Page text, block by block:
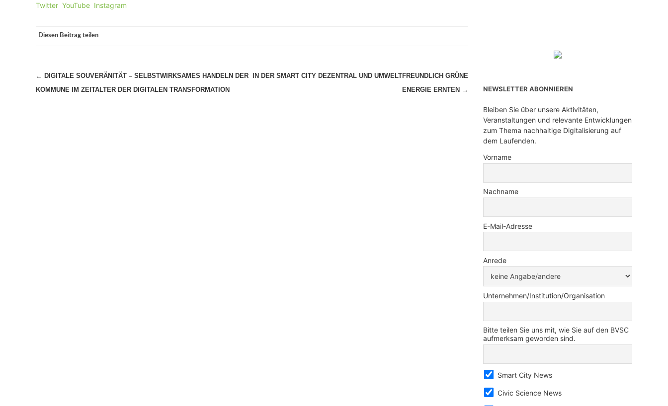
Twitter YouTube Instagram
Diesen Beitrag teilen
Beitragsnavigation
← DIGITALE SOUVERÄNITÄT – SELBSTWIRKSAMES HANDELN DER
KOMMUNE IM ZEITALTER DER DIGITALEN TRANSFORMATION
IN DER SMART CITY DEZENTRAL UND UMWELTFREUNDLICH GRÜNE
ENERGIE ERNTEN → NEWSLETTER ABONNIEREN
Bleiben Sie über unsere Aktivitäten,
Veranstaltungen und relevante Entwicklungen
zum Thema nachhaltige Digitalisierung auf
dem Laufenden.
Vorname
Nachname
E-Mail-Adresse
Anrede
Unternehmen/Institution/Organisation
Bitte teilen Sie uns mit, wie Sie auf den BVSC
aufmerksam geworden sind.
Smart City News
Civic Science News